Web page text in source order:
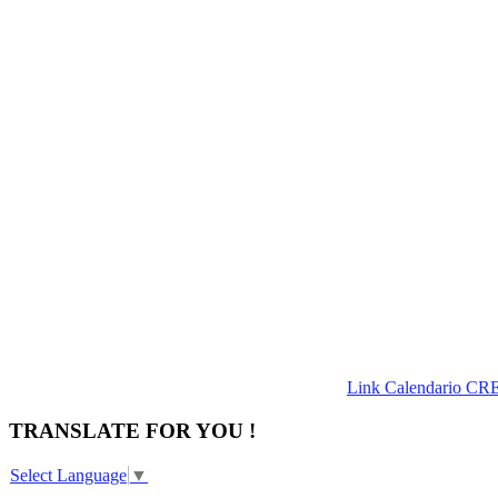
Link Calendario
TRANSLATE FOR YOU !
Select Language ▼